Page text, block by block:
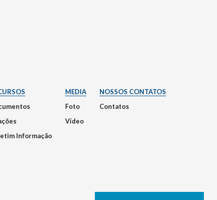
Informação
MEDIA
Foto
Vídeo
NOSSOS CONTATOS
Contatos